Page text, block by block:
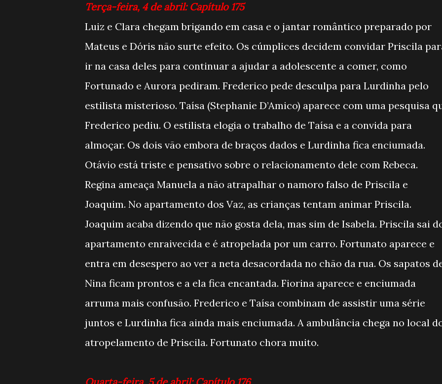
Terça-feira, 4 de abril: Capítulo 175
Luiz e Clara chegam brigando em casa e o jantar romântico preparado por
Mateus e Dóris não surte efeito. Os cúmplices decidem convidar Priscila
ir na casa deles para continuar a ajudar a adolescente a comer, como
Fortunado e Aurora pediram. Frederico pede desculpa para Lurdinha pelo
estilista misterioso. Taísa (Stephanie D’Amico) aparece com uma pesquisa
Frederico pediu. O estilista elogia o trabalho de Taísa e a convida para
almoçar. Os dois vão embora de braços dados e Lurdinha fica enciumada.
Otávio está triste e pensativo sobre o relacionamento dele com Rebeca.
Regina ameaça Manuela a não atrapalhar o namoro falso de Priscila e
Joaquim. No apartamento dos Vaz, as crianças tentam animar Priscila.
Joaquim acaba dizendo que não gosta dela, mas sim de Isabela. Priscila sai
apartamento enraivecida e é atropelada por um carro. Fortunato aparece e
entra em desespero ao ver a neta desacordada no chão da rua. Os sapatos
Nina ficam prontos e a ela fica encantada. Fiorina aparece e enciumada
arruma mais confusão. Frederico e Taísa combinam de assistir uma série
juntos e Lurdinha fica ainda mais enciumada. A ambulância chega no local
atropelamento de Priscila. Fortunato chora muito.